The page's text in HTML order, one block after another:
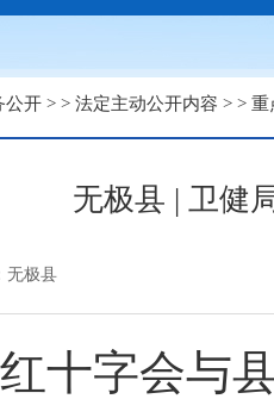
公开 > > 法定主动公开内容 > > 重
无极县 | 卫健
无极县
十字会与